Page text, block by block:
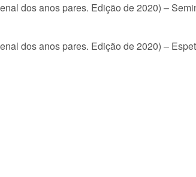
dos anos pares. Edição de 2020) –
dos anos pares. Edição de 2020) –